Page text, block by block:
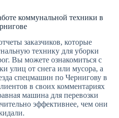
коммунальной техники в
заказчиков, которые
технику для уборки
Вы можете ознакомиться с
улиц от снега или мусора, а
спецмашин по Чернигову в
в своих комментариях
машина для перевозки
эффективнее, чем они